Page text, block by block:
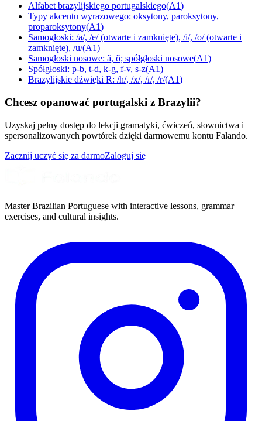
Alfabet brazylijskiego portugalskiego(A1)
Typy akcentu wyrazowego: oksytony, paroksytony,
proparoksytony(A1)
Samogłoski: /a/, /e/ (otwarte i zamknięte), /i/, /o/ (otwarte i
zamknięte), /u/(A1)
Samogłoski nosowe: ã, õ; spółgłoski nosowe(A1)
Spółgłoski: p-b, t-d, k-g, f-v, s-z(A1)
Brazylijskie dźwięki R: /h/, /x/, /ɾ/, /r/(A1)
Chcesz opanować portugalski z Brazylii?
Uzyskaj pełny dostęp do lekcji gramatyki, ćwiczeń, słownictwa i
spersonalizowanych powtórek dzięki darmowemu kontu Falando.
Zacznij uczyć się za darmoZaloguj się
Master Brazilian Portuguese with interactive lessons, grammar
exercises, and cultural insights.